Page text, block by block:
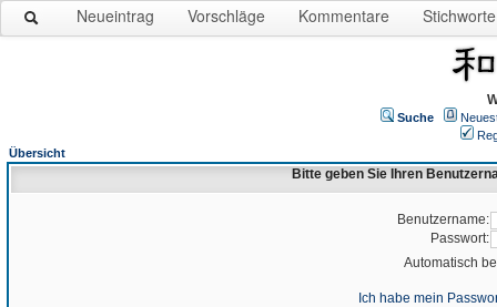
Neueintrag Vorschläge Kommentare Stichworte
Suche
Übersicht
Bitte geben Sie Ihren
Benutzername:
Passwort:
Automatisch
Ich habe mein